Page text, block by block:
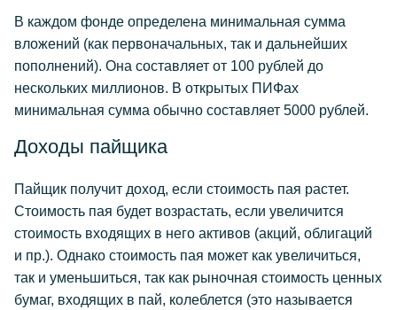
В каждом фонде определена минимальная сумма
вложений (как первоначальных, так и дальнейших
пополнений). Она составляет от 100 рублей до
нескольких миллионов. В открытых ПИФах
минимальная сумма обычно составляет 5000 рублей.
Доходы пайщика
Пайщик получит доход, если стоимость пая растет.
Стоимость пая будет возрастать, если увеличится
стоимость входящих в него активов (акций, облигаций
и пр.). Однако стоимость пая может как увеличиться,
так и уменьшиться, так как рыночная стоимость ценных
бумаг, входящих в пай, колеблется (это называется